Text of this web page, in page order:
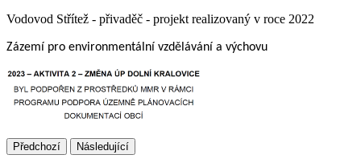
Vodovod Střítež - přivaděč - projekt realizovaný v roce 2022
Zázemí pro environmentální vzdělávání a výchovu
Předchozí Následující